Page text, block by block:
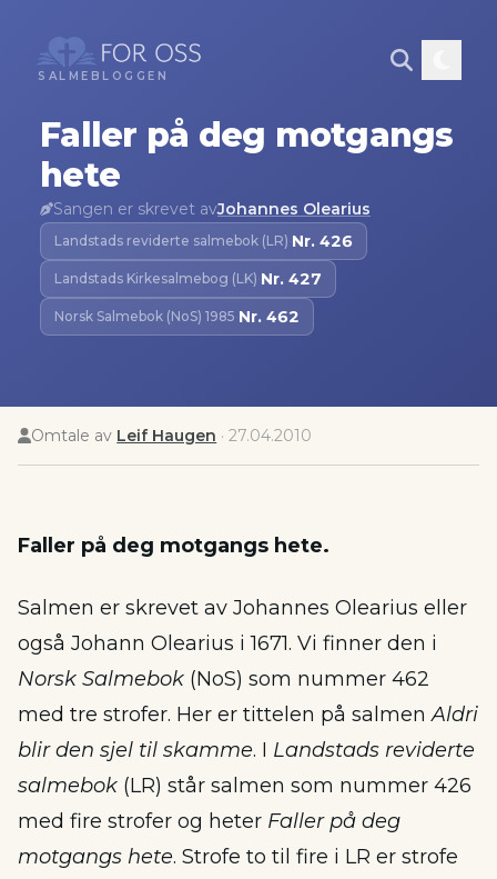
SALMEBLOGGEN
Faller på deg motgangs
hete
Sangen er skrevet avJohannes Olearius
Landstads reviderte salmebok (LR)·Nr. 426
Landstads Kirkesalmebog (LK)·Nr. 427
Norsk Salmebok (NoS) 1985·Nr. 462
Omtale av Leif Haugen ·27.04.2010
Faller på deg motgangs hete.
Salmen er skrevet av Johannes Olearius eller
også Johann Olearius i 1671. Vi finner den i
Norsk Salmebok (NoS) som nummer 462
med tre strofer. Her er tittelen på salmenAldri
blir den sjel til skamme. I Landstads reviderte
salmebok (LR) står salmen som nummer 426
med fire strofer og heter Faller på deg
motgangs hete. Strofe to til fire i LR er strofe